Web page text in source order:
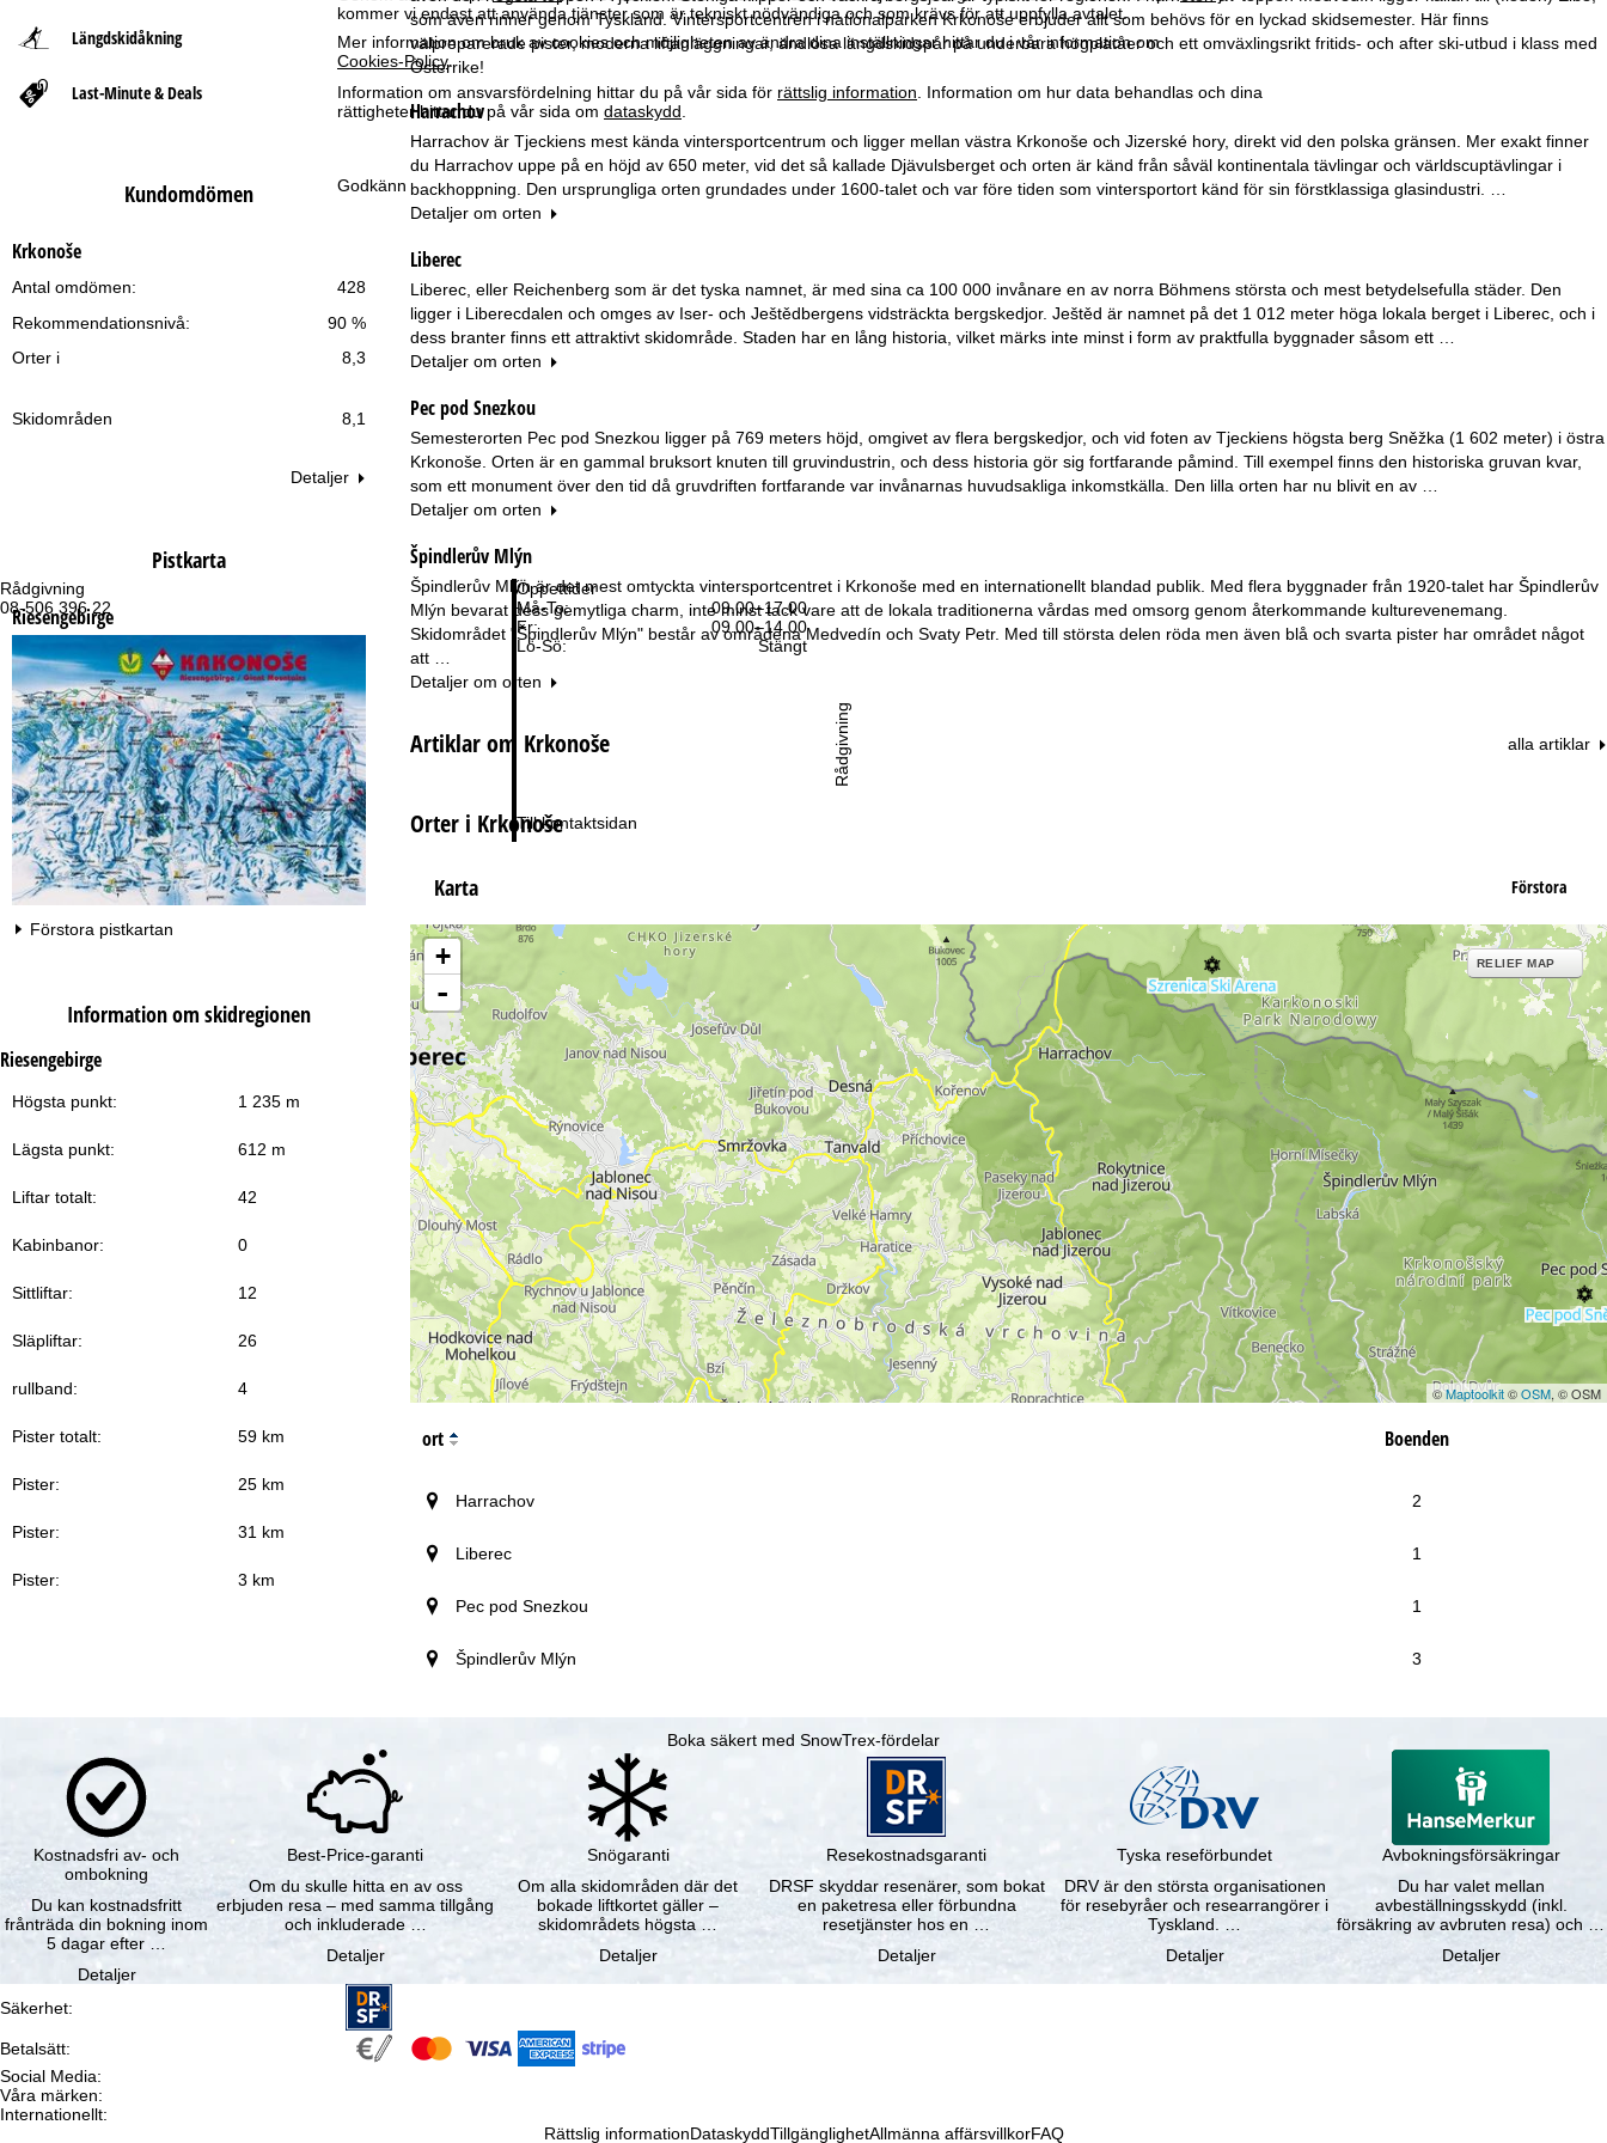
kommer vi endast att använda tjänster som är tekniskt nödvändiga och som krävs för att uppfylla avtalet.
Mer information om bruk av cookies och möjligheten av ändra dina inställningar hittar du i vår information om
Cookies-Policy.
Information om ansvarsfördelning hittar du på vår sida för rättslig information. Information om hur data behandlas och dina
rättigheter hittar du på vår sida om dataskydd.
Godkänn
Rådgivning
08-506 396 22
Öppettider
Må-To:
09.00–17.00
Fr:
09.00–14.00
Lö-Sö:
Stängt
Till kontaktsidan
Rådgivning
Längdskidåkning
Last-Minute & Deals
Kundomdömen
Krkonoše
428
Antal omdömen:
90 %
Rekommendationsnivå:
Orter i
8,3
Skidområden 8,1
Detaljer
Pistkarta
Riesengebirge
Förstora pistkartan
Information om skidregionen
Riesengebirge
Högsta punkt: 1 235 m
Lägsta punkt: 612 m
Liftar totalt: 42
Kabinbanor: 0
Sittliftar: 12
Släpliftar: 26
rullband: 4
Pister totalt: 59 km
Pister: 25 km
Pister: 31 km
Pister: 3 km
t
s
i
d
som även rinner genom Tyskland. Vintersportcentren i nationalparken Krkonoše erbjuder allt som behövs för en lyckad skidsemester. Här finns
välpreparerade pister, moderna liftanläggningar, ändlösa längdskidspår på underbara högplatåer och ett omväxlingsrikt fritids- och after ski-utbud i klass med
Österrike!
Harrachov
Harrachov är Tjeckiens mest kända vintersportcentrum och ligger mellan västra Krkonoše och Jizerské hory, direkt vid den polska gränsen. Mer exakt finner
du Harrachov uppe på en höjd av 650 meter, vid det så kallade Djävulsberget och orten är känd från såväl kontinentala tävlingar och världscuptävlingar i
backhoppning. Den ursprungliga orten grundades under 1600-talet och var före tiden som vintersportort känd för sin förstklassiga glasindustri. …
Detaljer om orten
Liberec
Liberec, eller Reichenberg som är det tyska namnet, är med sina ca 100 000 invånare en av norra Böhmens största och mest betydelsefulla städer. Den
ligger i Liberecdalen och omges av Iser- och Ještědbergens vidsträckta bergskedjor. Ještěd är namnet på det 1 012 meter höga lokala berget i Liberec, och i
dess branter finns ett attraktivt skidområde. Staden har en lång historia, vilket märks inte minst i form av praktfulla byggnader såsom ett …
Detaljer om orten
Pec pod Snezkou
Semesterorten Pec pod Snezkou ligger på 769 meters höjd, omgivet av flera bergskedjor, och vid foten av Tjeckiens högsta berg Sněžka (1 602 meter) i östra
Krkonoše. Orten är en gammal bruksort knuten till gruvindustrin, och dess historia gör sig fortfarande påmind. Till exempel finns den historiska gruvan kvar,
som ett monument över den tid då gruvdriften fortfarande var invånarnas huvudsakliga inkomstkälla. Den lilla orten har nu blivit en av …
Detaljer om orten
Špindlerův Mlýn
Špindlerův Mlýn är det mest omtyckta vintersportcentret i Krkonoše med en internationellt blandad publik. Med flera byggnader från 1920-talet har Špindlerův
Mlýn bevarat dess gemytliga charm, inte minst tack vare att de lokala traditionerna vårdas med omsorg genom återkommande kulturevenemang.
Skidområdet "Špindlerův Mlýn" består av områdena Medvedín och Svaty Petr. Med till största delen röda men även blå och svarta pister har området något
att …
Detaljer om orten
Artiklar om Krkonoše alla artiklar
Orter i Krkonoše
Karta Förstora
+
-
RELIEF MAP
©Maptoolkit©OSM, © OSM
ort Boenden
Harrachov 2
Liberec 1
Pec pod Snezkou 1
Špindlerův Mlýn 3
Boka säkert med SnowTrex-fördelar
Kostnadsfri av- och
ombokning
Du kan kostnadsfritt
frånträda din bokning inom
5 dagar efter …
Detaljer
Best-Price-garanti
Om du skulle hitta en av oss
erbjuden resa – med samma tillgång
och inkluderade …
Detaljer
Snögaranti
Om alla skidområden där det
bokade liftkortet gäller –
skidområdets högsta …
Detaljer
Resekostnadsgaranti
DRSF skyddar resenärer, som bokat
en paketresa eller förbundna
resetjänster hos en …
Detaljer
Tyska reseförbundet
DRV är den största organisationen
för resebyråer och researrangörer i
Tyskland. …
Detaljer
Avbokningsförsäkringar
Du har valet mellan
avbeställningsskydd (inkl.
försäkring av avbruten resa) och …
Detaljer
Säkerhet:
Betalsätt:
Social Media:
Våra märken:
Internationellt:
Rättslig informationDataskyddTillgänglighetAllmänna affärsvillkorFAQ